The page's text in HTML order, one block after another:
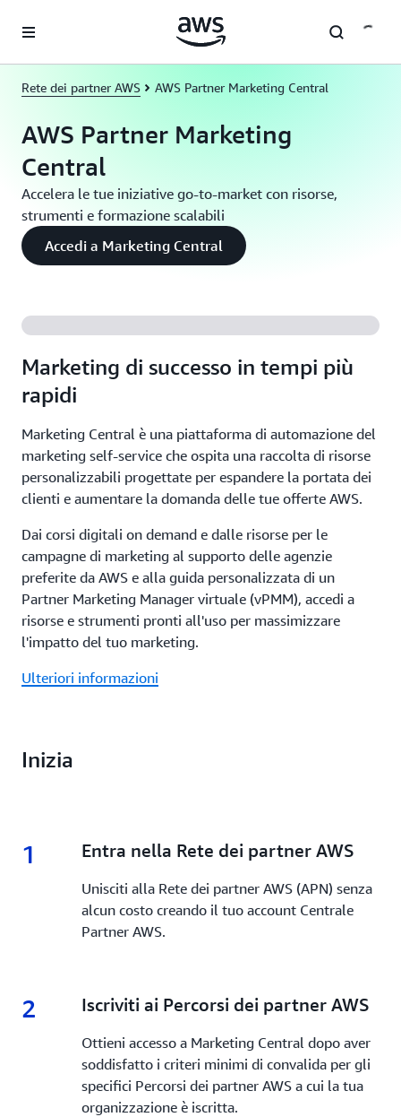
Rete dei partner AWS AWS Partner Marketing Central
AWS Partner Marketing
Central
Accelera le tue iniziative go-to-market con risorse,
strumenti e formazione scalabili
Accedi a Marketing Central
Marketing di successo in tempi più
rapidi
Marketing Central è una piattaforma di automazione del
marketing self-service che ospita una raccolta di risorse
personalizzabili progettate per espandere la portata dei
clienti e aumentare la domanda delle tue offerte AWS.
Dai corsi digitali on demand e dalle risorse per le
campagne di marketing al supporto delle agenzie
preferite da AWS e alla guida personalizzata di un
Partner Marketing Manager virtuale (vPMM), accedi a
risorse e strumenti pronti all'uso per massimizzare
l'impatto del tuo marketing.
Ulteriori informazioni
Inizia
1 1.
Entra nella Rete dei partner AWS
Unisciti alla Rete dei partner AWS (APN) senza
alcun costo creando il tuo account Centrale
Partner AWS.
2 2.
Iscriviti ai Percorsi dei partner AWS
Ottieni accesso a Marketing Central dopo aver
soddisfatto i criteri minimi di convalida per gli
specifici Percorsi dei partner AWS a cui la tua
organizzazione è iscritta.